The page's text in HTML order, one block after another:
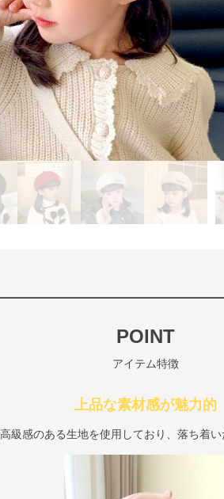
POINT
アイテム特徴
上品な素材感が魅力的
級感のある生地を使用しており、落ち着い